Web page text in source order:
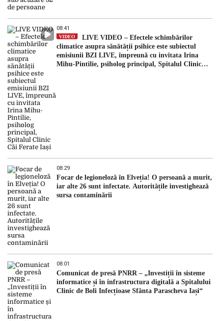
08:41
VIDEO
LIVE VIDEO – Efectele schimbărilor
climatice asupra sănătății psihice este subiectul
emisiunii BZI LIVE, împreună cu invitata Irina
Mihu-Pintilie, psiholog principal, Spitalul Clinic
08:29
Focar de legioneloză în Elveția! O persoană a murit,
iar alte 26 sunt infectate. Autoritățile investighează
sursa contaminării
08:01
Comunicat de presă PNRR – „Investiții în sisteme
informatice și în infrastructura digitală a Spitalului
Clinic de Boli Infecțioase Sfânta Parascheva Iași“